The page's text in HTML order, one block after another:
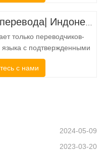
Мы выбирайте только
носителей языка с
и
полномочиями.
только переводчиков-
языка с подтвержденными
и
полномочиями.
и измеряем
с нами
2024-05-09
2023-03-20